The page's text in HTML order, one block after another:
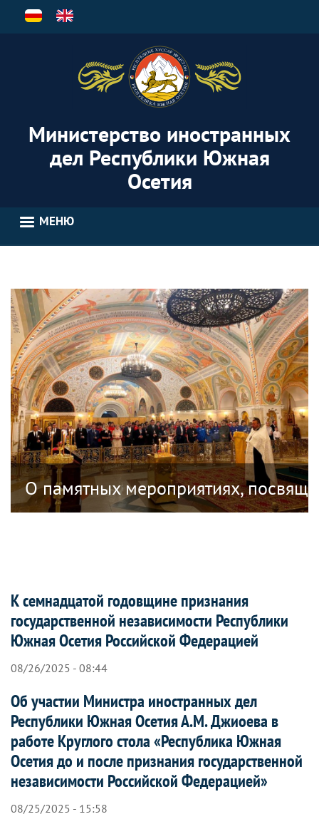
Перейти
Министерство иностранных
дел Республики Южная
Осетия
МЕНЮ
Южная Осетия, посвященных
О памятных мероприятиях,
К семнадцатой годовщине признания
государственной независимости Республики
Южная Осетия Российской Федерацией
08/26/2025 - 08:44
Об участии Министра иностранных дел
Республики Южная Осетия А.М. Джиоева в
работе Круглого стола «Республика Южная
Осетия до и после признания государственной
независимости Российской Федерацией»
08/25/2025 - 15:58